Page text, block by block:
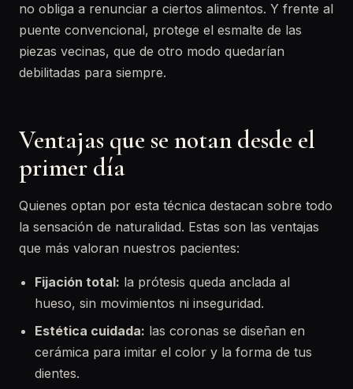
no obliga a renunciar a ciertos alimentos. Y frente al
puente convencional, protege el esmalte de las
piezas vecinas, que de otro modo quedarían
debilitadas para siempre.
Ventajas que se notan desde el
primer día
Quienes optan por esta técnica destacan sobre todo
la sensación de naturalidad. Estas son las ventajas
que más valoran nuestros pacientes:
Fijación total: la prótesis queda anclada al
hueso, sin movimientos ni inseguridad.
Estética cuidada: las coronas se diseñan en
cerámica para imitar el color y la forma de tus
dientes.